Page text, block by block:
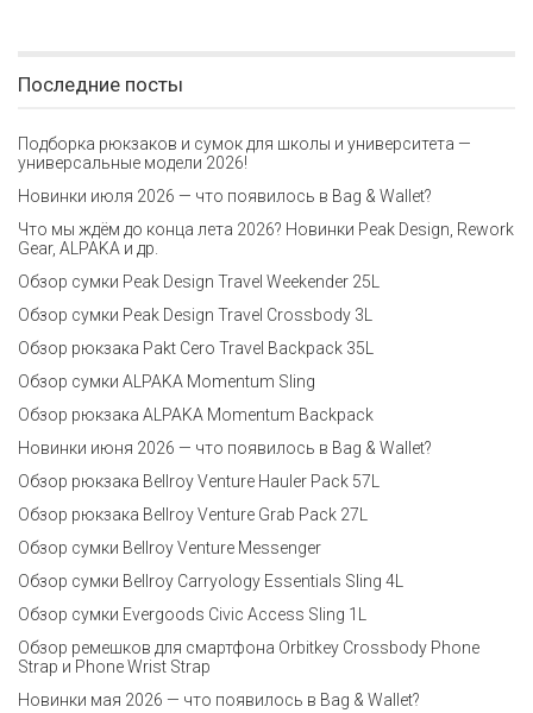
Последние посты
Подборка рюкзаков и сумок для школы и университета —
универсальные модели 2026!
Новинки июля 2026 — что появилось в Bag & Wallet?
Что мы ждём до конца лета 2026? Новинки Peak Design, Rework
Gear, ALPAKA и др.
Обзор сумки Peak Design Travel Weekender 25L
Обзор сумки Peak Design Travel Crossbody 3L
Обзор рюкзака Pakt Cero Travel Backpack 35L
Обзор сумки ALPAKA Momentum Sling
Обзор рюкзака ALPAKA Momentum Backpack
Новинки июня 2026 — что появилось в Bag & Wallet?
Обзор рюкзака Bellroy Venture Hauler Pack 57L
Обзор рюкзака Bellroy Venture Grab Pack 27L
Обзор сумки Bellroy Venture Messenger
Обзор сумки Bellroy Carryology Essentials Sling 4L
Обзор сумки Evergoods Civic Access Sling 1L
Обзор ремешков для смартфона Orbitkey Crossbody Phone
Strap и Phone Wrist Strap
Новинки мая 2026 — что появилось в Bag & Wallet?